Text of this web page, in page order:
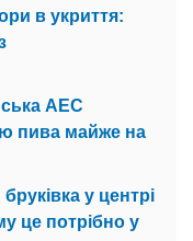
в укриття:
АЕС
пива майже на
у центрі
це потрібно у